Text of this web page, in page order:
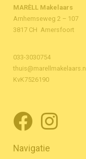
MARÈLL Makelaars
Arnhemseweg 2 – 107
3817 CH Amersfoort
033-3030754
thuis@marellmakelaars.nl
KvK7526190
Navigatie